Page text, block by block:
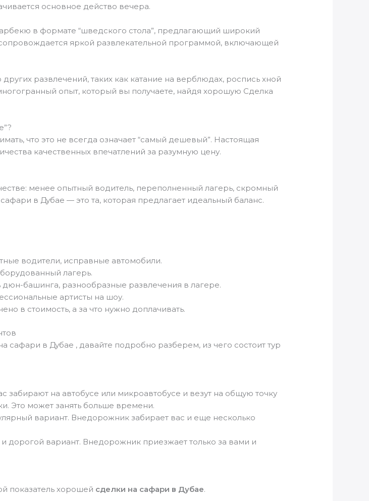
основное действо вечера.
в формате “шведского стола”, предлагающий широкий
яркой развлекательной программой, включающей
развлечений, таких как катание на верблюдах, роспись хной
опыт, который вы получаете, найдя хорошую Сделка
что это не всегда означает “самый дешевый”. Настоящая
качественных впечатлений за разумную цену.
менее опытный водитель, переполненный лагерь, скромный
в Дубае — это та, которая предлагает идеальный баланс.
водители, исправные автомобили.
лагерь.
дюн-башинга, разнообразные развлечения в лагере.
артисты на шоу.
в стоимость, а за что нужно доплачивать.
сафари в Дубае , давайте подробно разберем, из чего состоит тур
на автобусе или микроавтобусе и везут на общую точку
Это может занять больше времени.
вариант. Внедорожник забирает вас и еще несколько
дорогой вариант. Внедорожник приезжает только за вами и
показатель хорошей сделки на сафари в Дубае.